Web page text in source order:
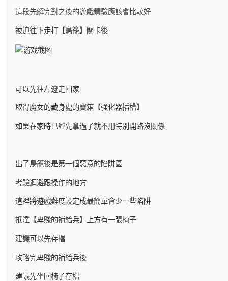
這段先解完對之後的遊戲體驗應該會比較好
被迫往下走打【鳥籠】關卡後
可以先往左邊走回家
取得魔女的藏身處的寶箱【強化器插槽】
如果在家時已經先拿過了就不用特別開路沒關係
出了鳥籠後是第一個惡意的陷阱區
考驗迴避跟操作的地方
這裡將遊戲難度設定成最簡單會少一些陷阱
抵達【卑賤的補給兵】上方有一張椅子
建議可以先存檔
攻略完卑賤的補給兵後
建議先坐回椅子存檔